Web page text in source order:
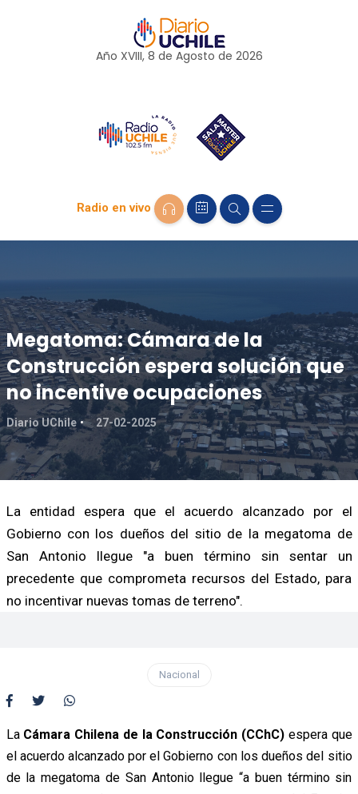
Año XVIII, 8 de Agosto de 2026
Radio en vivo
Megatoma: Cámara de la
Construcción espera solución que
no incentive ocupaciones
Diario UChile 27-02-2025
La entidad espera que el acuerdo alcanzado por el
Gobierno con los dueños del sitio de la megatoma de
San Antonio llegue "a buen término sin sentar un
precedente que comprometa recursos del Estado, para
no incentivar nuevas tomas de terreno".
Nacional
La Cámara Chilena de la Construcción (CChC) espera que
el acuerdo alcanzado por el Gobierno con los dueños del sitio
de la megatoma de San Antonio llegue “a buen término sin